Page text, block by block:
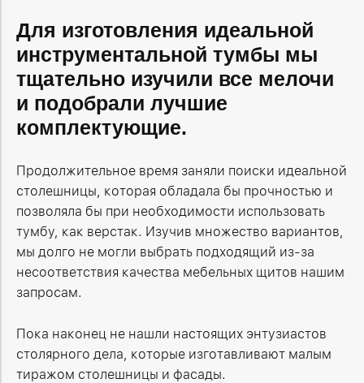
Для изготовления идеальной
инструментальной тумбы мы
тщательно изучили все мелочи
и подобрали лучшие
комплектующие.
Продолжительное время заняли поиски идеальной
столешницы, которая обладала бы прочностью и
позволяла бы при необходимости использовать
тумбу, как верстак. Изучив множество вариантов,
мы долго не могли выбрать подходящий из-за
несоответствия качества мебельных щитов нашим
запросам.
Пока наконец не нашли настоящих энтузиастов
столярного дела, которые изготавливают малым
тиражом столешницы и фасады.